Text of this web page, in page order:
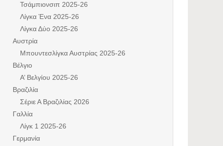
Τσάμπιονσιπ 2025-26
Λίγκα Ένα 2025-26
Λίγκα Δύο 2025-26
Αυστρία
Μπουντεσλίγκα Αυστρίας 2025-26
Βέλγιο
Α’ Βελγίου 2025-26
Βραζιλία
Σέριε Α Βραζιλίας 2026
Γαλλία
Λίγκ 1 2025-26
Γερμανία